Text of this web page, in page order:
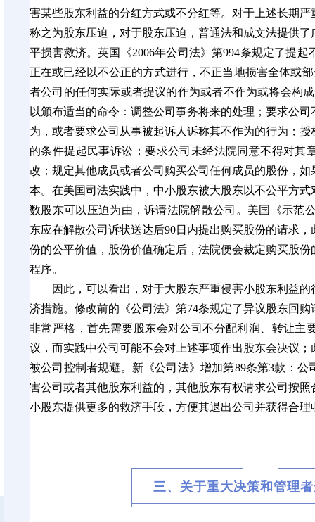
害某些股东利益的分红方式或不分红等。对于上述长期
称之为股东压迫，对于股东压迫，普通法和成文法提供
平损害救济。英国《2006年公司法》第994条规定了提
正在或已经以不公正的方式进行，不正当地损害全体或
者公司的任何实际或者提议的作为或者不作为或将会构
以颁布适当的命令：调整公司事务将来的处理；要求公司
为，或者要求公司从事被起诉人诉称其不作为的行为；授
的条件提起民事诉讼；要求公司未经法院同意不得对其
改；规定其他成员或者公司购买公司任何成员的股份，
本。在美国司法实践中，中小股东被大股东以不公平方
数股东可以压迫为由，诉请法院解散公司。美国《示范
东应在解散公司诉状送达后90日 内提出购买股份的请求
份的公平价值，股份价值确定后，法院便会裁定购买股
程序。
因此，可以看出，对于大股东严重侵害小股东利益
济措施。修改前的《公司法》第74条规定了异议股东回
非常严格，首先需要股东会对公司不分配利润、转让主
议，而实践中公司可能不会对上述事项作出股东会决议
被公司控制者规避。新《公司法》增加第89条第3款：公
害公司或者其他股东利益的，其他股东有权请求公司按
小股东提供更多的救济手段，方便其退出公司并获得合理
三、关于重大决策和管理